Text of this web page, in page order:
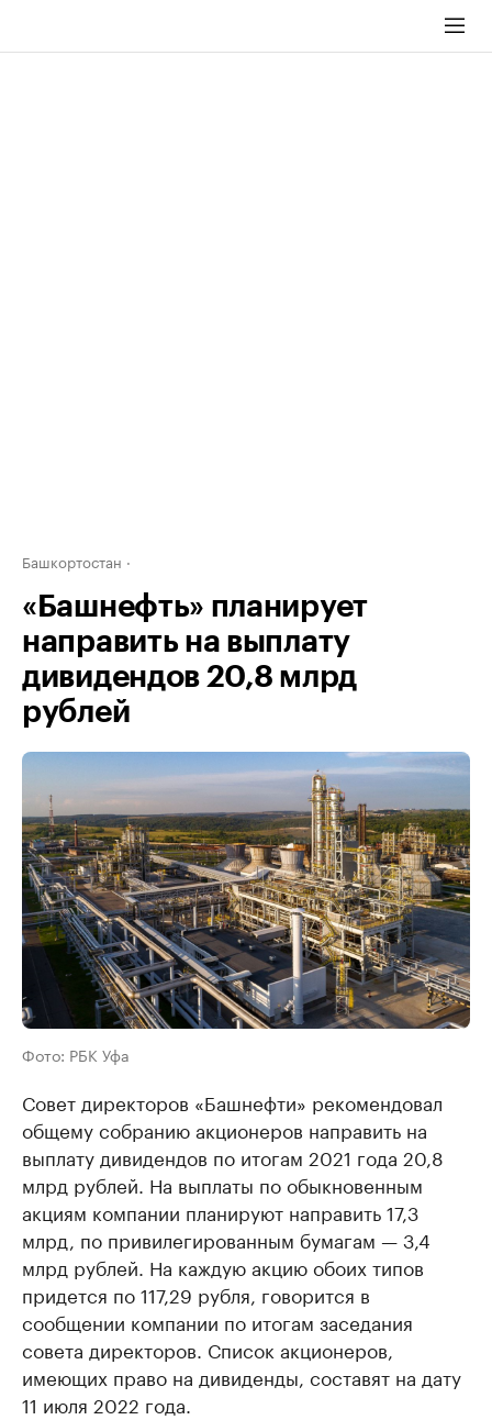
Башкортостан
«Башнефть» планирует
направить на выплату
дивидендов 20,8 млрд
рублей
Фото: РБК Уфа
Совет директоров «Башнефти» рекомендовал
общему собранию акционеров направить на
выплату дивидендов по итогам 2021 года 20,8
млрд рублей. На выплаты по обыкновенным
акциям компании планируют направить 17,3
млрд, по привилегированным бумагам — 3,4
млрд рублей. На каждую акцию обоих типов
придется по 117,29 рубля, говорится в
сообщении компании по итогам заседания
совета директоров. Список акционеров,
имеющих право на дивиденды, составят на дату
11 июля 2022 года.